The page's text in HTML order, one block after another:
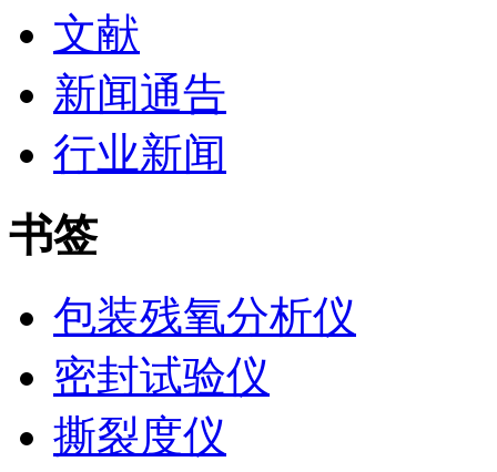
文献
新闻通告
行业新闻
书签
包装残氧分析仪
密封试验仪
撕裂度仪